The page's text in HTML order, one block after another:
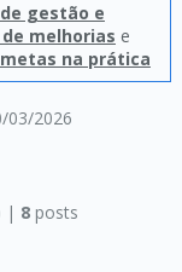
03/2026
gestão e
melhorias e
metas na prática
| 8posts